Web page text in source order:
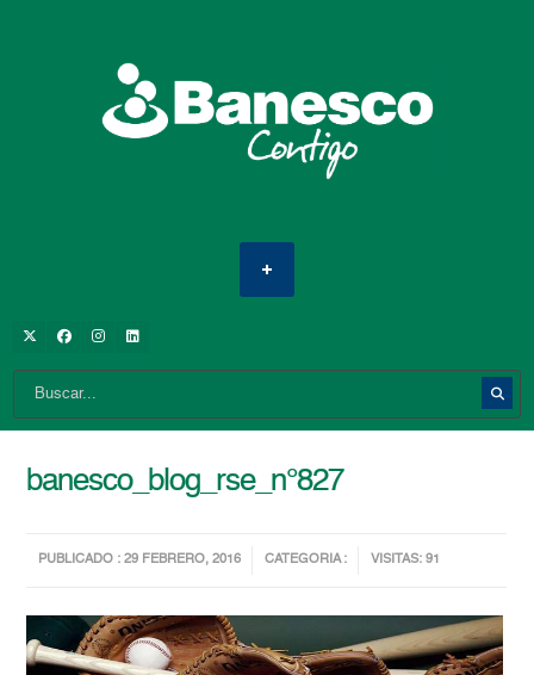
banesco_blog_rse_n°827
PUBLICADO : 29 FEBRERO, 2016 CATEGORIA : VISITAS: 91